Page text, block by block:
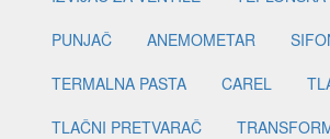
PUNJAČ
ANEMOMETAR
TERMALNA PASTA
CAREL
TLAČNI PRETVARAČ